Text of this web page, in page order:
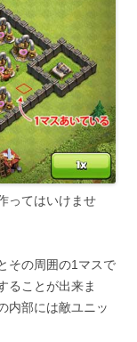
ってはいけませ
その周囲の1マスで
ることが出来ま
内部には敵ユニッ